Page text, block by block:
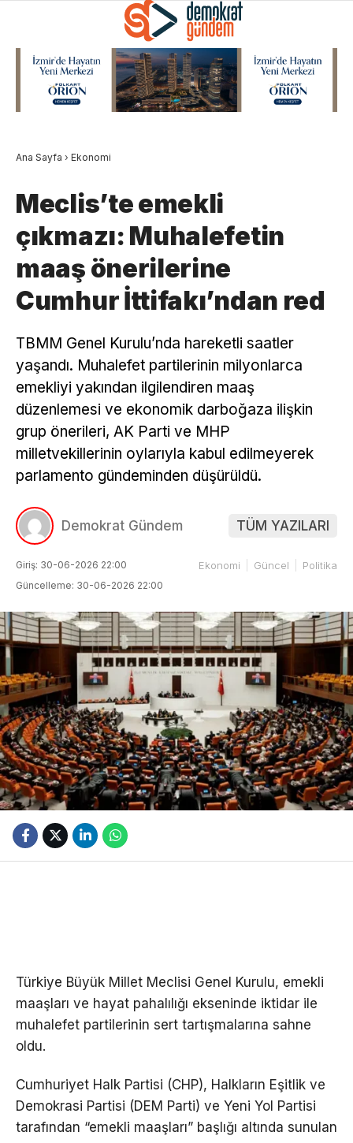
Ana Sayfa › Ekonomi
Meclis’te emekli
çıkmazı: Muhalefetin
maaş önerilerine
Cumhur İttifakı’ndan red
TBMM Genel Kurulu’nda hareketli saatler
yaşandı. Muhalefet partilerinin milyonlarca
emekliyi yakından ilgilendiren maaş
düzenlemesi ve ekonomik darboğaza ilişkin
grup önerileri, AK Parti ve MHP
milletvekillerinin oylarıyla kabul edilmeyerek
parlamento gündeminden düşürüldü.
Demokrat Gündem TÜM YAZILARI
Giriş: 30-06-2026 22:00
Güncelleme: 30-06-2026 22:00
Ekonomi Güncel Politika
Türkiye Büyük Millet Meclisi Genel Kurulu, emekli
maaşları ve hayat pahalılığı ekseninde iktidar ile
muhalefet partilerinin sert tartışmalarına sahne
oldu.
Cumhuriyet Halk Partisi (CHP), Halkların Eşitlik ve
Demokrasi Partisi (DEM Parti) ve Yeni Yol Partisi
tarafından “emekli maaşları” başlığı altında sunulan